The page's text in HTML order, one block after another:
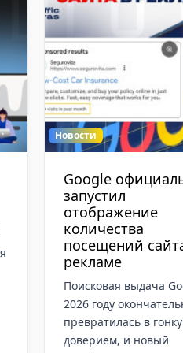
Новости
Европа берется
техногигантов:
Google, Meta и
светят штрафы за
финансовый
Европейская
потребителей BEUC
официально дожала
вкатала гигантскую
на техногигантов